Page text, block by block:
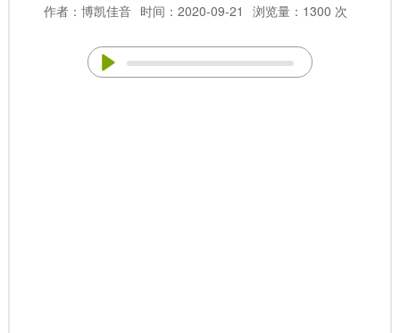
作者：博凯佳音 时间：2020-09-21 浏览量：1300 次